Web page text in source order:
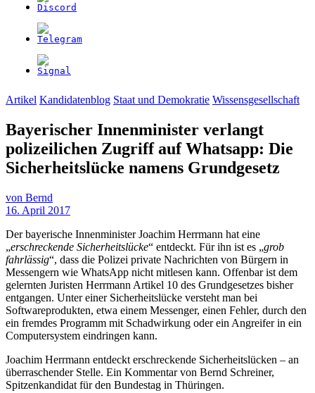
Artikel Kandidatenblog Staat und Demokratie Wissensgesellschaft
Bayerischer Innenminister verlangt
polizeilichen Zugriff auf Whatsapp: Die
Sicherheitslücke namens Grundgesetz
von Bernd
16. April 2017
Der bayerische Innenminister Joachim Herrmann hat eine
„erschreckende Sicherheitslücke“ entdeckt. Für ihn ist es „grob
fahrlässig“, dass die Polizei private Nachrichten von Bürgern in
Messengern wie WhatsApp nicht mitlesen kann. Offenbar ist dem
gelernten Juristen Herrmann Artikel 10 des Grundgesetzes bisher
entgangen. Unter einer Sicherheitslücke versteht man bei
Softwareprodukten, etwa einem Messenger, einen Fehler, durch den
ein fremdes Programm mit Schadwirkung oder ein Angreifer in ein
Computersystem eindringen kann.
Joachim Herrmann entdeckt erschreckende Sicherheitslücken – an
überraschender Stelle. Ein Kommentar von Bernd Schreiner,
Spitzenkandidat für den Bundestag in Thüringen.